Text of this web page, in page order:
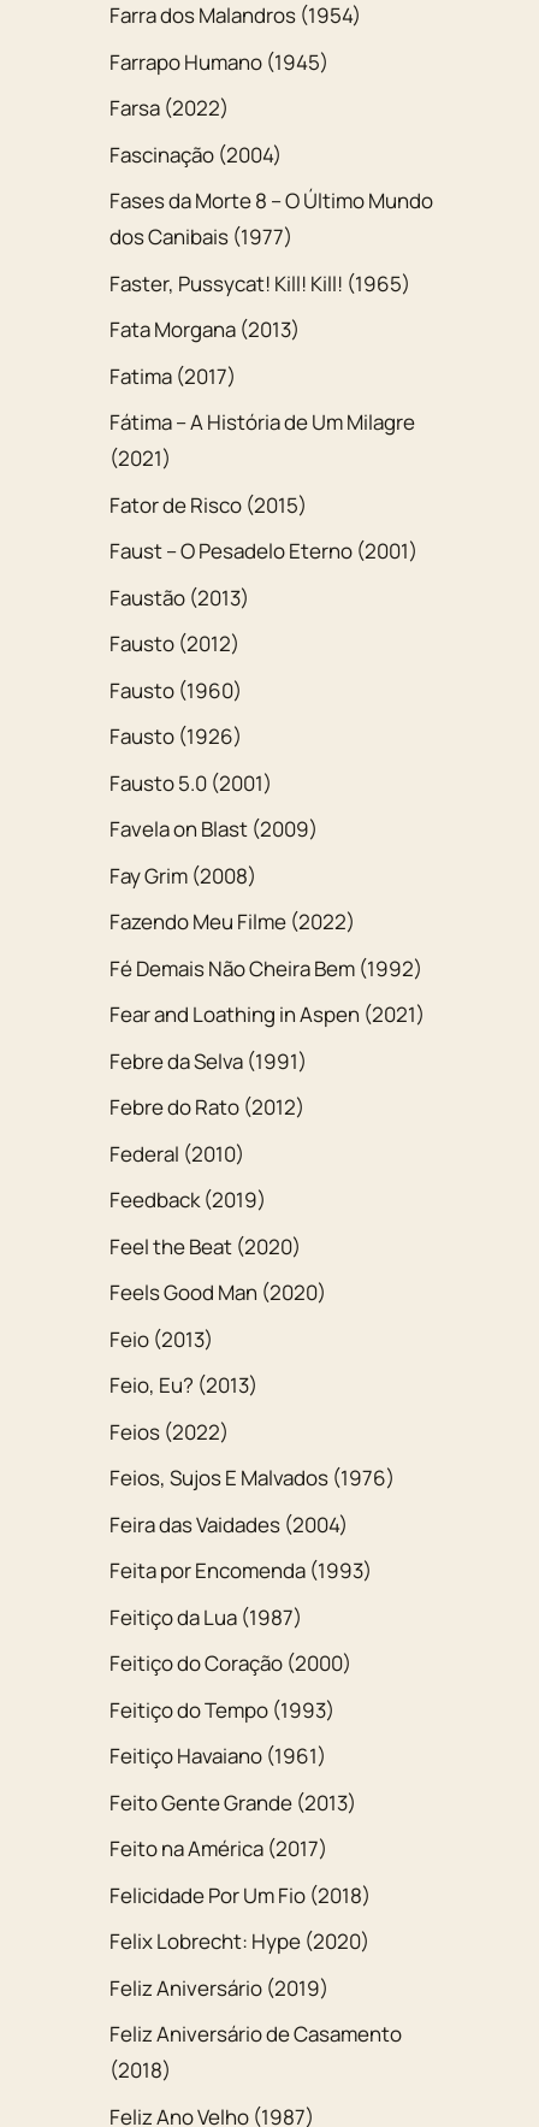
Farra dos Malandros (1954)
Farrapo Humano (1945)
Farsa (2022)
Fascinação (2004)
Fases da Morte 8 – O Último Mundo
dos Canibais (1977)
Faster, Pussycat! Kill! Kill! (1965)
Fata Morgana (2013)
Fatima (2017)
Fátima – A História de Um Milagre
(2021)
Fator de Risco (2015)
Faust – O Pesadelo Eterno (2001)
Faustão (2013)
Fausto (2012)
Fausto (1960)
Fausto (1926)
Fausto 5.0 (2001)
Favela on Blast (2009)
Fay Grim (2008)
Fazendo Meu Filme (2022)
Fé Demais Não Cheira Bem (1992)
Fear and Loathing in Aspen (2021)
Febre da Selva (1991)
Febre do Rato (2012)
Federal (2010)
Feedback (2019)
Feel the Beat (2020)
Feels Good Man (2020)
Feio (2013)
Feio, Eu? (2013)
Feios (2022)
Feios, Sujos E Malvados (1976)
Feira das Vaidades (2004)
Feita por Encomenda (1993)
Feitiço da Lua (1987)
Feitiço do Coração (2000)
Feitiço do Tempo (1993)
Feitiço Havaiano (1961)
Feito Gente Grande (2013)
Feito na América (2017)
Felicidade Por Um Fio (2018)
Felix Lobrecht: Hype (2020)
Feliz Aniversário (2019)
Feliz Aniversário de Casamento
(2018)
Feliz Ano Velho (1987)